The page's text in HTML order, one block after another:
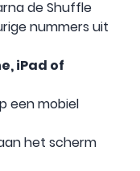
de Shuffle
nummers uit
iPad of
een mobiel
het scherm